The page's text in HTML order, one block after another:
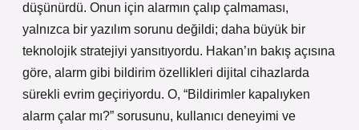
düşünürdü. Onun için alarmın çalıp çalmaması,
yalnızca bir yazılım sorunu değildi; daha büyük bir
teknolojik stratejiyi yansıtıyordu. Hakan’ın bakış açısına
göre, alarm gibi bildirim özellikleri dijital cihazlarda
sürekli evrim geçiriyordu. O, “Bildirimler kapalıyken
alarm çalar mı?” sorusunu, kullanıcı deneyimi ve